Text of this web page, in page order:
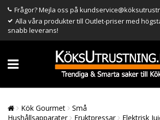
Frågor? Mejla oss på
Alla våra produkter till Outlet-priser med
snabb leverans!
Kök Gourmet
Små
Hushållsapparater
Fruktpressar
Elektrisk